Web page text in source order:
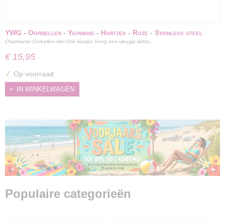
YWG - Oorbellen - Yehwang - Hartjes - Roze - Stainless steel
Charmante Oorbellen met Drie Hartjes Voeg een vleugje liefde…
€ 15,95
✓ Op voorraad
IN WINKELWAGEN
Populaire categorieën